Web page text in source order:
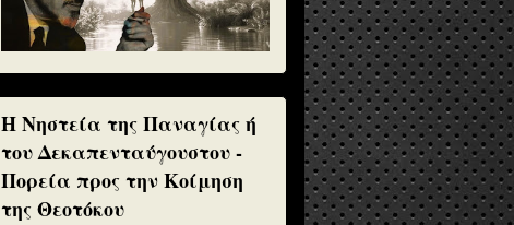
H Νηστεία της Παναγίας ή
του Δεκαπενταύγουστου -
Πορεία προς την Κοίμηση
της Θεοτόκου